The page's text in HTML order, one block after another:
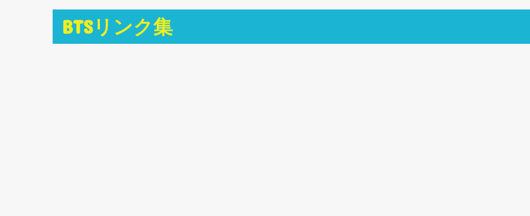
BTSリンク集